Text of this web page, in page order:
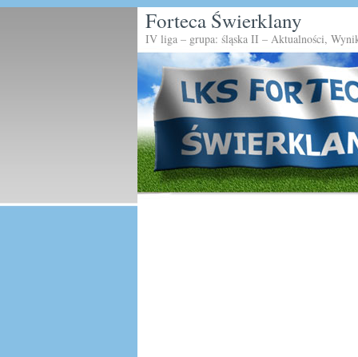
Forteca Świerklany
IV liga – grupa: śląska II – Aktualności,